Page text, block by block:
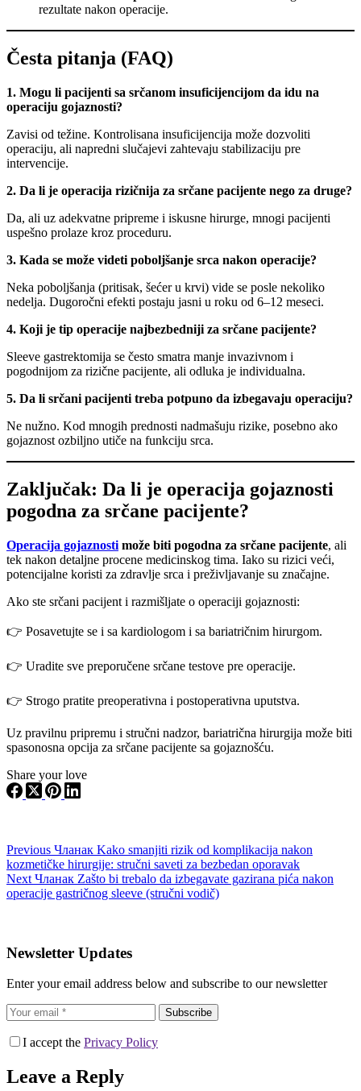
rezultate nakon operacije.
Česta pitanja (FAQ)
1. Mogu li pacijenti sa srčanom insuficijencijom da idu na
operaciju gojaznosti?
Zavisi od težine. Kontrolisana insuficijencija može dozvoliti
operaciju, ali napredni slučajevi zahtevaju stabilizaciju pre
intervencije.
2. Da li je operacija rizičnija za srčane pacijente nego za druge?
Da, ali uz adekvatne pripreme i iskusne hirurge, mnogi pacijenti
uspešno prolaze kroz proceduru.
3. Kada se može videti poboljšanje srca nakon operacije?
Neka poboljšanja (pritisak, šećer u krvi) vide se posle nekoliko
nedelja. Dugoročni efekti postaju jasni u roku od 6–12 meseci.
4. Koji je tip operacije najbezbedniji za srčane pacijente?
Sleeve gastrektomija se često smatra manje invazivnom i
pogodnijom za rizične pacijente, ali odluka je individualna.
5. Da li srčani pacijenti treba potpuno da izbegavaju operaciju?
Ne nužno. Kod mnogih prednosti nadmašuju rizike, posebno ako
gojaznost ozbiljno utiče na funkciju srca.
Zaključak: Da li je operacija gojaznosti
pogodna za srčane pacijente?
Operacija gojaznosti može biti pogodna za srčane pacijente, ali
tek nakon detaljne procene medicinskog tima. Iako su rizici veći,
potencijalne koristi za zdravlje srca i preživljavanje su značajne.
Ako ste srčani pacijent i razmišljate o operaciji gojaznosti:
👉 Posavetujte se i sa kardiologom i sa bariatričnim hirurgom.
👉 Uradite sve preporučene srčane testove pre operacije.
👉 Strogo pratite preoperativna i postoperativna uputstva.
Uz pravilnu pripremu i stručni nadzor, bariatrična hirurgija može biti
spasonosna opcija za srčane pacijente sa gojaznošću.
Share your love
Previous Чланак Kako smanjiti rizik od komplikacija nakon
kozmetičke hirurgije: stručni saveti za bezbedan oporavak
Next Чланак Zašto bi trebalo da izbegavate gazirana pića nakon
operacije gastričnog sleeve (stručni vodič)
Newsletter Updates
Enter your email address below and subscribe to our newsletter
Subscribe
I accept the Privacy Policy
Leave a Reply